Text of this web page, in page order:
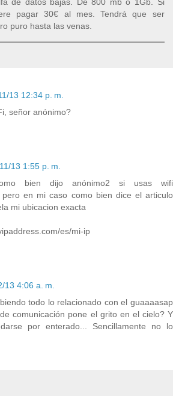
de datos bajas. De 800 mb o 1Gb. Si
pagar 30€ al mes. Tendrá que ser
puro hasta las venas.
13 12:34 p. m.
señor anónimo?
13 1:55 p. m.
bien dijo anónimo2 si usas wifi
pero en mi caso como bien dice el articulo
mi ubicacion exacta
es/mi-ip
13 4:06 a. m.
todo lo relacionado con el guaaaasap
comunicación pone el grito en el cielo? Y
por enterado... Sencillamente no lo